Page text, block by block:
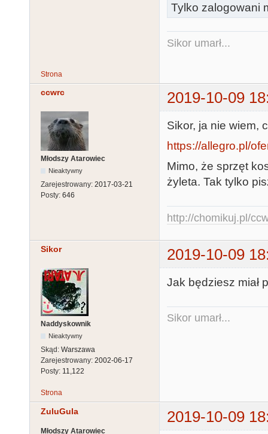
Tylko zalogowani
Sikor umarł...
Strona
ccwrc 2019-10-09
Młodszy Atarowiec
Nieaktywny
Zarejestrowany: 2017-03-21
Posty: 646
Sikor, ja nie wiem,
https://allegro.pl/
Mimo, że sprzęt
żyleta. Tak tylko
http://chomikuj.pl/
Sikor 2019-10-09
Naddyskownik
Nieaktywny
Skąd: Warszawa
Zarejestrowany: 2002-06-17
Posty: 11,122
Jak będziesz miał
Sikor umarł...
Strona
ZuluGula 2019-10-09
Młodszy Atarowiec